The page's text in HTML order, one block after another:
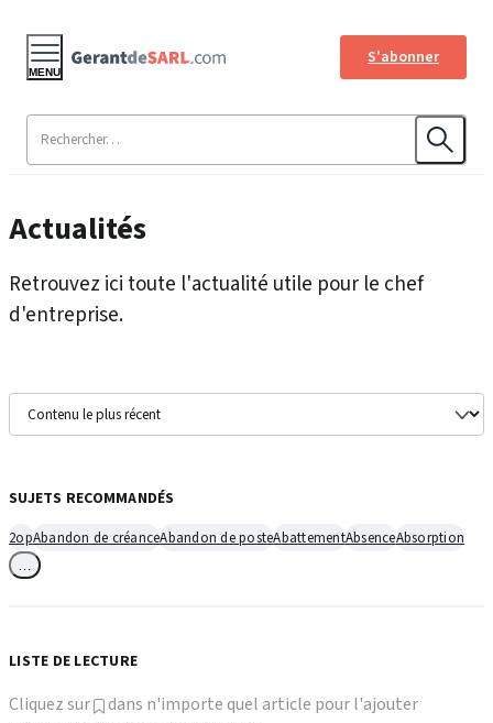
S'abonner
MENU
Actualités
Retrouvez ici toute l'actualité utile pour le chef
d'entreprise.
SUJETS RECOMMANDÉS
2opAbandon de créanceAbandon de posteAbattementAbsenceAbsorption
LISTE DE LECTURE
Cliquez sur
dans n'importe quel article pour l'ajouter